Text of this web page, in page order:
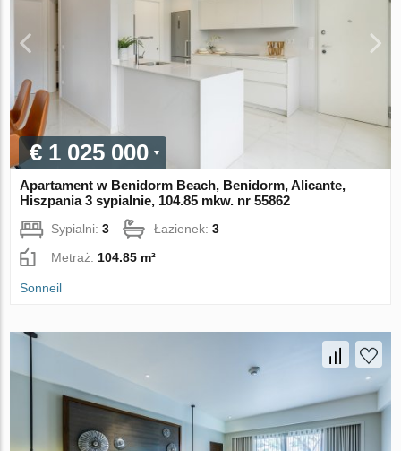
€ 1 025 000
Apartament w Benidorm Beach, Benidorm, Alicante,
Hiszpania 3 sypialnie, 104.85 mkw. nr 55862
Sypialni:3 Łazienek:3
Metraż:104.85 m²
Sonneil